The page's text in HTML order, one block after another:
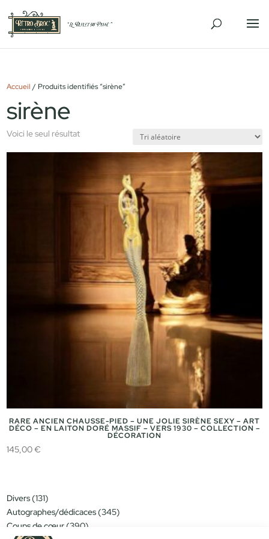
Accueil / Produits identifiés “sirène”
sirène
Voici le seul résultat
RARE ANCIEN CHAUSSE-PIED – UNE JOLIE SIRÈNE SEXY – ART
DÉCO – EN LAITON DORÉ MASSIF – VERS 1930 – COLLECTION –
DÉCORATION
145,00€
Divers 131131
produits
Autographes/dédicaces 345345
Coups de cœur 390390